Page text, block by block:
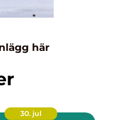
här
30. jul